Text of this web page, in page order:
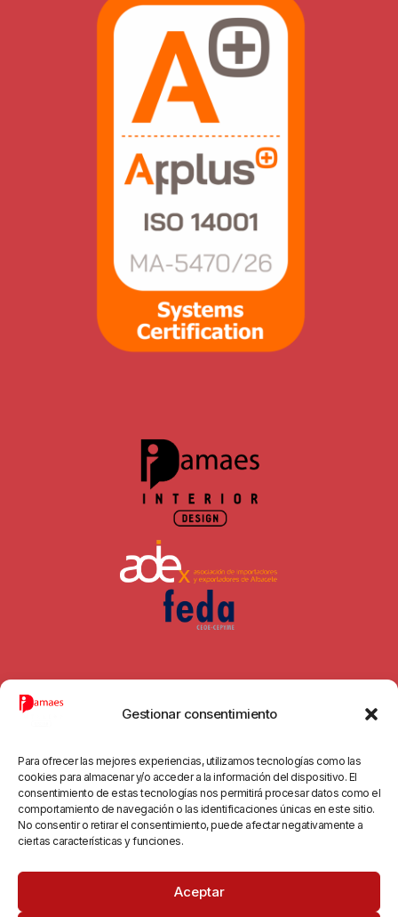
Gestionar consentimiento
Para ofrecer las mejores experiencias, utilizamos tecnologías como las
cookies para almacenar y/o acceder a la información del dispositivo. El
consentimiento de estas tecnologías nos permitirá procesar datos como el
comportamiento de navegación o las identificaciones únicas en este sitio.
No consentir o retirar el consentimiento, puede afectar negativamente a
ciertas características y funciones.
Aceptar
© 2026 All Rights Reserved.